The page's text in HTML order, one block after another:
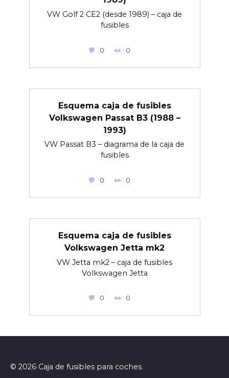
VW Golf 2 CE2 (desde 1989) – caja de
fusibles
0 0
Esquema caja de fusibles
Volkswagen Passat B3 (1988 –
1993)
VW Passat B3 – diagrama de la caja de
fusibles
0 0
Esquema caja de fusibles
Volkswagen Jetta mk2
VW Jetta mk2 – caja de fusibles
Volkswagen Jetta
0 0
© 2026 Caja de fusibles para coches.